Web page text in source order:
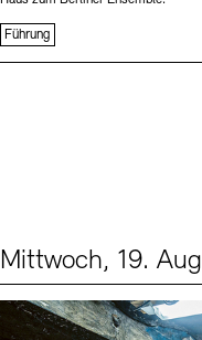
Führung
Mittwoch, 19. Aug